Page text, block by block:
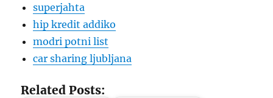
superjahta
hip kredit addiko
modri potni list
car sharing ljubljana
Related Posts: